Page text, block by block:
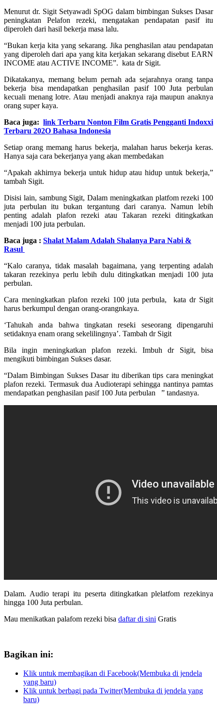
Menurut dr. Sigit Setyawadi SpOG dalam bimbingan Sukses Dasar
peningkatan Pelafon rezeki, mengatakan pendapatan pasif itu
diperoleh dari hasil bekerja masa lalu.
“Bukan kerja kita yang sekarang. Jika penghasilan atau pendapatan
yang diperoleh dari apa yang kita kerjakan sekarang disebut EARN
INCOME atau ACTIVE INCOME”. kata dr Sigit.
Dikatakanya, memang belum pernah ada sejarahnya orang tanpa
bekerja bisa mendapatkan penghasilan pasif 100 Juta perbulan
kecuali menang lotre. Atau menjadi anaknya raja maupun anaknya
orang super kaya.
Baca juga: link Terbaru Nonton Film Gratis Pengganti Indoxxi
Terbaru 202O Bahasa Indonesia
Setiap orang memang harus bekerja, malahan harus bekerja keras.
Hanya saja cara bekerjanya yang akan membedakan
“Apakah akhirnya bekerja untuk hidup atau hidup untuk bekerja,”
tambah Sigit.
Disisi lain, sambung Sigit, Dalam meningkatkan platfom rezeki 100
juta perbulan itu bukan tergantung dari caranya. Namun lebih
penting adalah plafon rezeki atau Takaran rezeki ditingkatkan
menjadi 100 juta perbulan.
Baca juga : Shalat Malam Adalah Shalanya Para Nabi &
Rasul
“Kalo caranya, tidak masalah bagaimana, yang terpenting adalah
takaran rezekinya perlu lebih dulu ditingkatkan menjadi 100 juta
perbulan.
Cara meningkatkan plafon rezeki 100 juta perbula, kata dr Sigit
harus berkumpul dengan orang-orangnkaya.
‘Tahukah anda bahwa tingkatan reseki seseorang dipengaruhi
setidaknya enam orang sekelilingnya’. Tambah dr Sigit
Bila ingin meningkatkan plafon rezeki. Imbuh dr Sigit, bisa
mengikuti bimbingan Sukses dasar.
“Dalam Bimbingan Sukses Dasar itu diberikan tips cara meningkat
plafon rezeki. Termasuk dua Audioterapi sehingga nantinya pamtas
mendapatkan penghasilan pasif 100 Juta perbulan ” tandasnya.
Dalam. Audio terapi itu peserta ditingkatkan plelatfom rezekinya
hingga 100 Juta perbulan.
Mau menikatkan palafom rezeki bisa daftar di sini Gratis
Bagikan ini:
Klik untuk membagikan di Facebook(Membuka di jendela
yang baru)
Klik untuk berbagi pada Twitter(Membuka di jendela yang
baru)